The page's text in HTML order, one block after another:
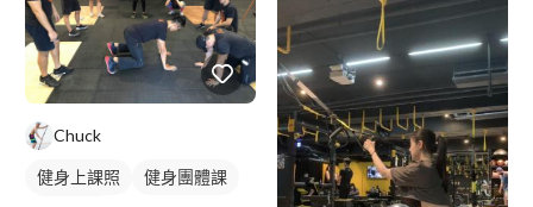
Chuck
健身上課照
健身團體課
健身團體課
重訓教練
重訓課程
健身課程
臀部訓練